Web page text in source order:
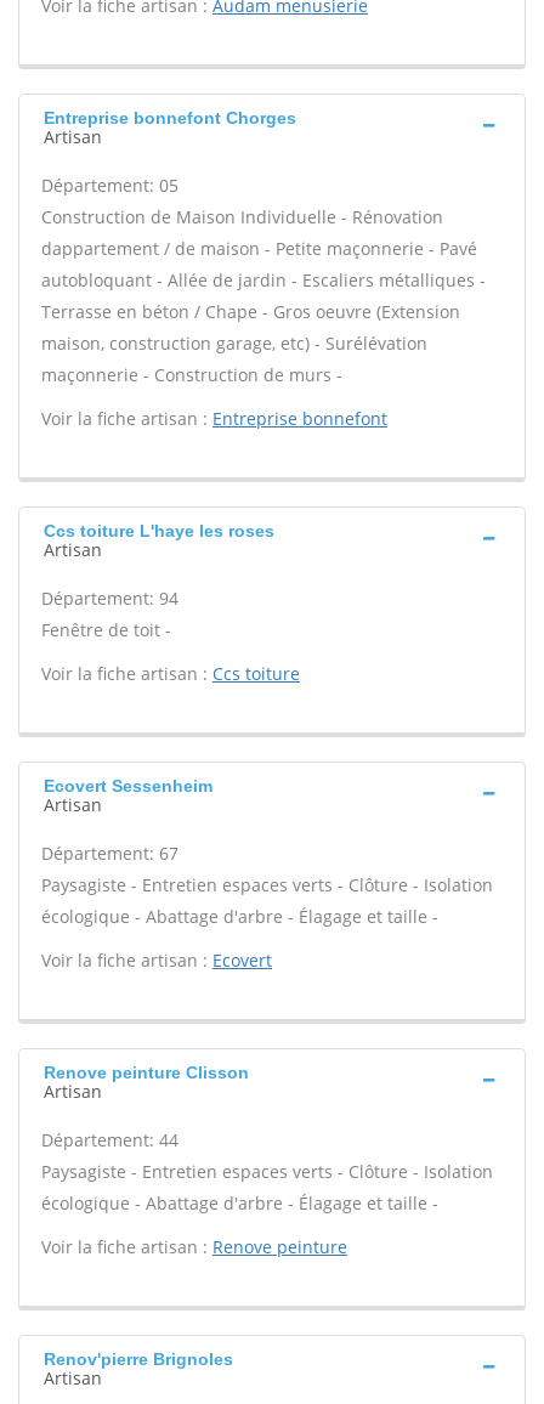
Voir la fiche artisan : Audam menusierie
Entreprise bonnefont Chorges
Artisan
Département: 05
Construction de Maison Individuelle - Rénovation
dappartement / de maison - Petite maçonnerie - Pavé
autobloquant - Allée de jardin - Escaliers métalliques -
Terrasse en béton / Chape - Gros oeuvre (Extension
maison, construction garage, etc) - Surélévation
maçonnerie - Construction de murs -
Voir la fiche artisan : Entreprise bonnefont
Ccs toiture L'haye les roses
Artisan
Département: 94
Fenêtre de toit -
Voir la fiche artisan : Ccs toiture
Ecovert Sessenheim
Artisan
Département: 67
Paysagiste - Entretien espaces verts - Clôture - Isolation
écologique - Abattage d'arbre - Élagage et taille -
Voir la fiche artisan : Ecovert
Renove peinture Clisson
Artisan
Département: 44
Paysagiste - Entretien espaces verts - Clôture - Isolation
écologique - Abattage d'arbre - Élagage et taille -
Voir la fiche artisan : Renove peinture
Renov'pierre Brignoles
Artisan